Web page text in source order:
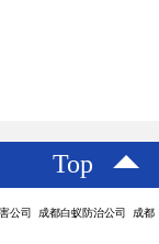
Top
公司 成都白蚁防治公司 成都